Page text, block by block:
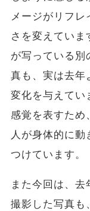
メージがリフレ
さを変えてい
が写っている別
真も、実は去年
変化を与えてい
感覚を表すため
人が身体的に
つけています。
また今回は、
撮影した写真も